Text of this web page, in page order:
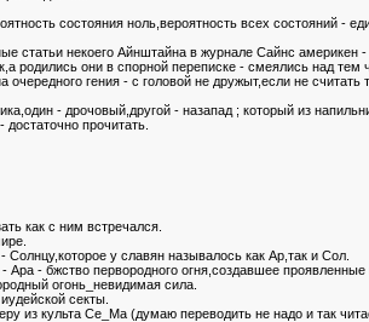
состояния ноль,вероятность всех состояний -
статьи некоего Айнштайна в журнале Сайнс америкен -
родились они в спорной переписке - смеялись над тем
гения - с головой не дружыт,если не считать
- дрочовый,другой - назапад ; который из
прочитать.
как с ним встречался.
у славян называлось как Ар,так и Сол.
- бжство первородного огня,создавшее проявленные
огонь_невидимая сила.
секты.
из культа Се_Ма (думаю переводить не надо и так